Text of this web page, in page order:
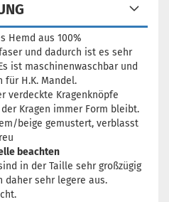
Hemd aus 100%
und dadurch ist es sehr
ist maschinenwaschbar und
für H.K. Mandel.
verdeckte Kragenknöpfe
Kragen immer Form bleibt.
beige gemustert, verblasst
beachten
in der Taille sehr großzügig
sehr legere aus.